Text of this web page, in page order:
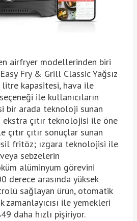
airfryer modellerinden biri
Fry & Grill Classic Yağsız
kapasitesi, hava ile
ile kullanıcıların
bir arada teknoloji sunan
ekstra çıtır teknolojisi ile öne
çıtır çıtır sonuçlar sunan
fritöz; ızgara teknolojisi ile
sebzelerin
alüminyum görevini
derece arasında yüksek
sağlayan ürün, otomatik
zamanlayıcısı ile yemekleri
daha hızlı pişiriyor.